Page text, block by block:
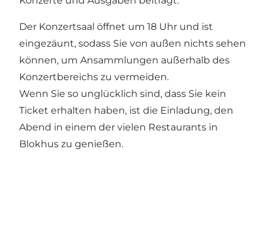
Der Konzertsaal öffnet um 18 Uhr und ist
eingezäunt, sodass Sie von außen nichts sehen
können, um Ansammlungen außerhalb des
Konzertbereichs zu vermeiden.
Wenn Sie so unglücklich sind, dass Sie kein
Ticket erhalten haben, ist die Einladung, den
Abend in einem der vielen Restaurants in
Blokhus zu genießen.